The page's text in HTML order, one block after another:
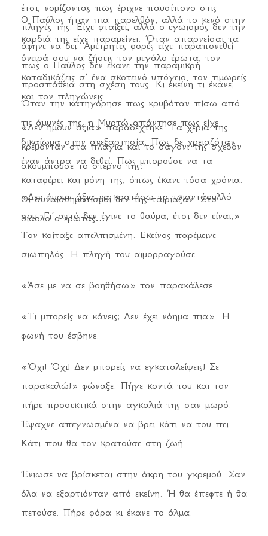
έτσι, νομίζοντας πως έριχνε παυσίπονο στις
πληγές της. Είχε φταίξει, αλλά ο εγωισμός δεν την
άφηνε να δει. Αμέτρητες φορές είχε παραπονεθεί
πως ο Παύλος δεν έκανε την παραμικρή
προσπάθεια στη σχέση τους. Κι εκείνη τι έκανε;
Όταν την κατηγόρησε πως κρυβόταν πίσω από
τις άμυνές της, η Μυρτώ απάντησε πως είχε
δικαίωμα στην ανεξαρτησία. Πως δε χρειαζόταν
έναν άντρα να δεθεί. Πως μπορούσε να τα
καταφέρει και μόνη της, όπως έκανε τόσα χρόνια.
Οι συναισθηματισμοί δεν της ταίριαζαν. Στο
διάολο ο έρωτας…
Ο Παύλος ήταν πια παρελθόν, αλλά το κενό στην
καρδιά της είχε παραμείνει. Όταν απαρνείσαι τα
όνειρά σου να ζήσεις τον μεγάλο έρωτα, τον
καταδικάζεις σ’ ένα σκοτεινό υπόγειο, τον τιμωρείς
και τον πληγώνεις.
«Δεν ήμουν άξια» παραδέχτηκε. Τα χέρια της
κρέμονταν στα πλάγια και το σαγόνι της σχεδόν
ακουμπούσε το στέρνο της.
«Δεν ήμουν άξια να κρατήσω το τριαντάφυλλό
σου. Γι’ αυτό δεν έγινε το θαύμα, έτσι δεν είναι;»
Τον κοίταξε απελπισμένη. Εκείνος παρέμεινε
σιωπηλός. Η πληγή του αιμορραγούσε.
«Άσε με να σε βοηθήσω» τον παρακάλεσε.
«Τι μπορείς να κάνεις; Δεν έχει νόημα πια». Η
φωνή του έσβηνε.
«Όχι! Όχι! Δεν μπορείς να εγκαταλείψεις! Σε
παρακαλώ!» φώναξε. Πήγε κοντά του και τον
πήρε προσεκτικά στην αγκαλιά της σαν μωρό.
Έψαχνε απεγνωσμένα να βρει κάτι να του πει.
Κάτι που θα τον κρατούσε στη ζωή.
Ένιωσε να βρίσκεται στην άκρη του γκρεμού. Σαν
όλα να εξαρτιόνταν από εκείνη. Ή θα έπεφτε ή θα
πετούσε. Πήρε φόρα κι έκανε το άλμα.